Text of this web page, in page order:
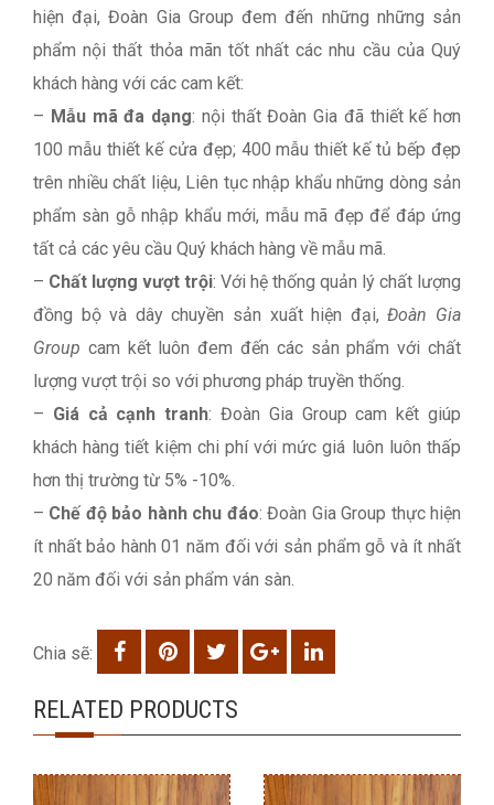
hiện đại, Đoàn Gia Group đem đến những những sản
phẩm nội thất thỏa mãn tốt nhất các nhu cầu của Quý
khách hàng với các cam kết:
– Mẫu mã đa dạng: nội thất Đoàn Gia đã thiết kế hơn
100 mẫu thiết kế cửa đẹp; 400 mẫu thiết kế tủ bếp đẹp
trên nhiều chất liệu, Liên tục nhập khẩu những dòng sản
phẩm sàn gỗ nhập khẩu mới, mẫu mã đẹp để đáp ứng
tất cả các yêu cầu Quý khách hàng về mẫu mã.
– Chất lượng vượt trội: Với hệ thống quản lý chất lượng
đồng bộ và dây chuyền sản xuất hiện đại,Đoàn Gia
Group cam kết luôn đem đến các sản phẩm với chất
lượng vượt trội so với phương pháp truyền thống.
– Giá cả cạnh tranh: Đoàn Gia Group cam kết giúp
khách hàng tiết kiệm chi phí với mức giá luôn luôn thấp
hơn thị trường từ 5% -10%.
– Chế độ bảo hành chu đáo: Đoàn Gia Group thực hiện
ít nhất bảo hành 01 năm đối với sản phẩm gỗ và ít nhất
20 năm đối với sản phẩm ván sàn.
Chia sẽ:
RELATED PRODUCTS